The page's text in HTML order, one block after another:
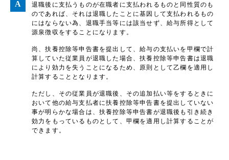
退職後に支払うものが在職者に支払われるものと同性質のも
のであれば、それは退職したことに基因して支払われるもの
にはならない為、退職手当等には該当せず、給与所得として
源泉徴収をすることになります。
尚、扶養控除等申告書を提出して、給与の支払いを甲欄で計
算していた従業員が退職した場合、扶養控除等申告書は退職
により効力を失うことになるため、原則として乙欄を適用し
計算することとなります。
ただし、その従業員が退職後、その追加払い等をするときに
おいて他の給与支払者に扶養控除等申告書を提出していない
事が明らかな場合は、扶養控除等申告書が退職後も引き続き
効力をもっているものとして、甲欄を適用し計算することが
できます。